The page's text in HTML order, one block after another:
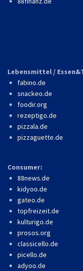
Lebensmittel /
fabino.de
snackeo.de
foodir.org
rezeptigo.de
pizzala.de
pizzaguette.de
Consumer:
88news.de
kidyoo.de
gateo.de
topfreizeit.de
kulturigo.de
prosos.org
classicello.de
picello.de
adyoo.de